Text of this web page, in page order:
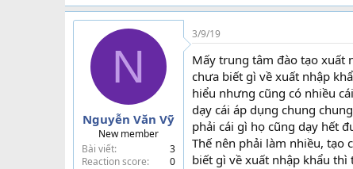
a
t
i
o
n
s
:
N
Nguyễn Văn Vỹ
New member
Bài viết
3
Reaction score
0
3/9/19
Mấy trung tâm đào tạo xuất
chưa biết gì về xuất nhập
hiểu nhưng cũng có nhiều
dạy cái áp dụng chung
phải cái gì họ cũng dạy hết
Thế nên phải làm nhiều, tạo
biết gì về xuất nhập khẩu thì